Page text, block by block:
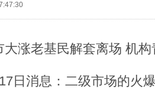
老基民解套离场 机构
消息：二级市场的火